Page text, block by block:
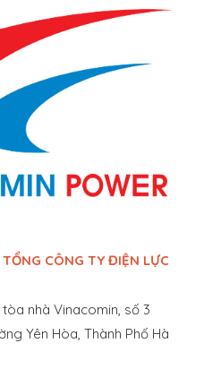
CÔNG TY ĐIỆN LỰC
tòa nhà Vinacomin, số 3
Yên Hòa, Thành Phố Hà